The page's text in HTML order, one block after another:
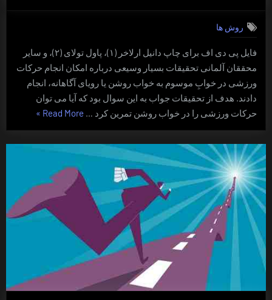
خواب
روش ها
فایل پی دی اف برای چاپ دانیل ارلاخر (۱)، پاول تولای (۲)، و سایر
محققان آلمانی تحقیقات بسیار وسیعی درباره امکان انجام حرکات
ورزشی در خوابِ موسوم به خواب روشن یا رویای آگاهانه، انجام
دادند. هدف از تحقیقات جواب به این سوال بود که آیا می توان
حرکات ورزشی را در خواب روشن تمرین کرد … Read More “اجرای
ورزشی
»